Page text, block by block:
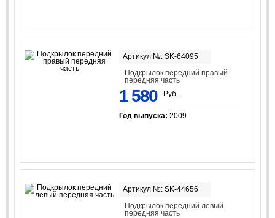
Артикул №: SK-64095
Подкрылок передний правый
передняя часть
1 580 Руб.
Год выпуска: 2009-
Артикул №: SK-44656
Подкрылок передний левый
передняя часть